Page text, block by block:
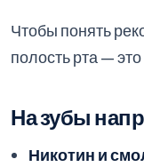
Чтобы понять
полость рта —
На зубы
Никотин и